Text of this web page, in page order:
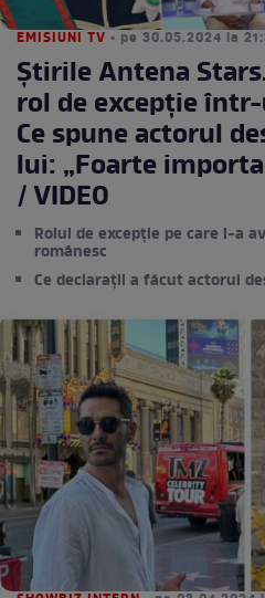
EMISIUNI TV • pe 30.05.2024 la
Știrile Antena
rol de excepție
Ce spune actorul
lui: „Foarte
/ VIDEO
Rolul de excepție pe care l-a
românesc
Ce declarații a făcut actorul